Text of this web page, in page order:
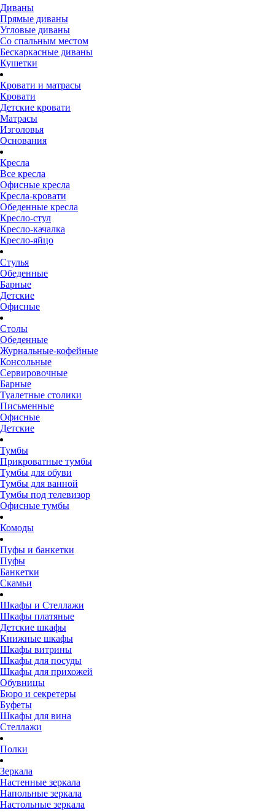
Диваны
Прямые диваны
Угловые диваны
Со спальным местом
Бескаркасные диваны
Кушетки
Кровати и матрасы
Кровати
Детские кровати
Матрасы
Изголовья
Основания
Кресла
Все кресла
Офисные кресла
Кресла-кровати
Обеденные кресла
Кресло-стул
Кресло-качалка
Кресло-яйцо
Стулья
Обеденные
Барные
Детские
Офисные
Столы
Обеденные
Журнальные-кофейные
Консольные
Сервировочные
Барные
Туалетные столики
Письменные
Офисные
Детские
Тумбы
Прикроватные тумбы
Тумбы для обуви
Тумбы для ванной
Тумбы под телевизор
Офисные тумбы
Комоды
Пуфы и банкетки
Пуфы
Банкетки
Скамьи
Шкафы и Стеллажи
Шкафы платяные
Детские шкафы
Книжные шкафы
Шкафы витрины
Шкафы для посуды
Шкафы для прихожей
Обувницы
Бюро и секретеры
Буфеты
Шкафы для вина
Стеллажи
Полки
Зеркала
Настенные зеркала
Напольные зеркала
Настольные зеркала